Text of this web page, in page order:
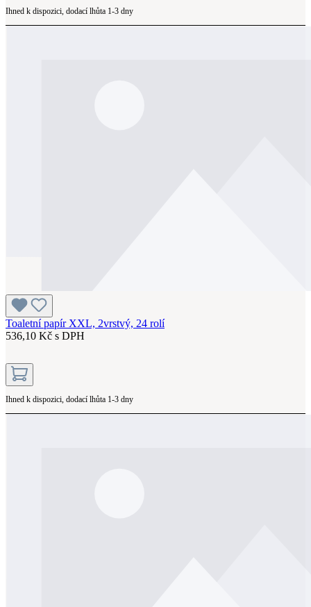
Ihned k dispozici, dodací lhůta 1-3 dny
Toaletní papír XXL, 2vrstvý, 24 rolí
536,10 Kč s DPH
Ihned k dispozici, dodací lhůta 1-3 dny